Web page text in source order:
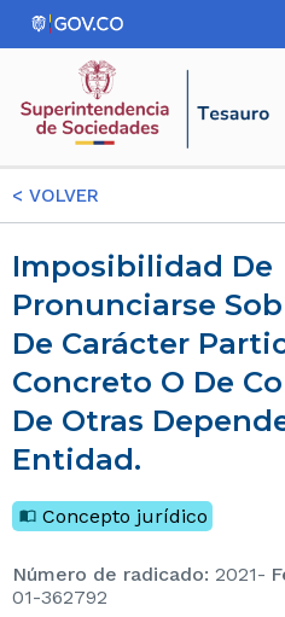
< VOLVER
Imposibilidad De
Pronunciarse
De Carácter
Concreto O De
De Otras
Entidad.
Concepto jurídico
Número de radicado: 2021-
01-362792